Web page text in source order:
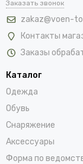
Заказать звонок
zakaz@voen-
Контакты
Заказы
Каталог
Одежда
Обувь
Снаряжение
Аксессуары
Форма по